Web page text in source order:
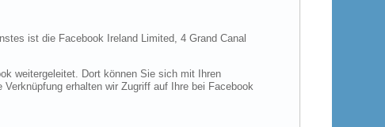
ist die Facebook Ireland Limited, 4 Grand Canal
weitergeleitet. Dort können Sie sich mit Ihren
erhalten wir Zugriff auf Ihre bei Facebook